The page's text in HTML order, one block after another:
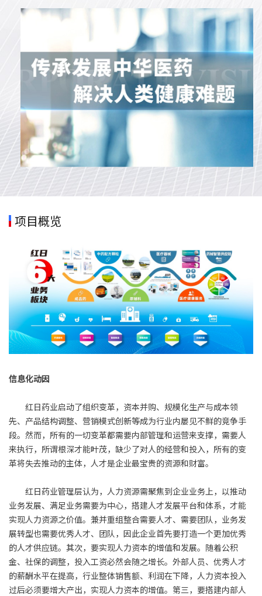
项目概览
信息化动因
红日药业启动了组织变革，资本并购、规模化生产与成本领
先、产品结构调整、营销模式创新等成为行业内屡见不鲜的竞争手
段。然而，所有的一切变革都需要内部管理和运营来支撑，需要人
来执行，所谓根深才能叶茂，缺少了对人的经营和投入，所有的变
革将失去推动的主体，人才是企业最宝贵的资源和财富。
红日药业管理层认为，人力资源需聚焦到企业业务上，以推动
业务发展、满足业务需要为中心，搭建人才发展平台和体系，才能
实现人力资源之价值。兼并重组整合需要人才、需要团队，业务发
展转型也需要优秀人才、团队，因此企业首先要打造一个更加优秀
的人才供应链。其次，要实现人力资本的增值和发展。随着公积
金、社保的调整，投入工资必然会随之增长。外部人员、优秀人才
的薪酬水平在提高，行业整体销售额、利润在下降，人力资本投入
过后必须要增大产出，实现人力资本的增值。第三，要搭建内部人